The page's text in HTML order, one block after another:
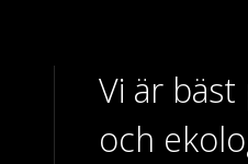
Vi är
och